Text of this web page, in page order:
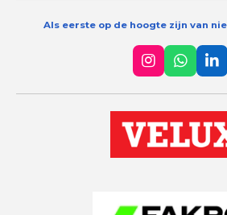
Als eerste op de hoogte zijn van
I
n
s
t
a
g
W
h
a
t
s
A
L
i
n
k
e
d